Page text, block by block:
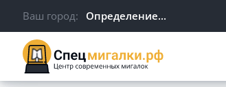
Ваш город: Определение...